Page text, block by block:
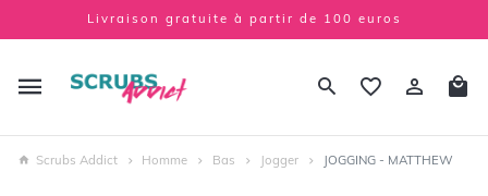
Livraison gratuite à partir de 100 euros
Scrubs Addict Homme Bas Jogger JOGGING - MATTHEW